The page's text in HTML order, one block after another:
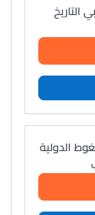
التاريخ
القرن 19م الضغوط الدولية